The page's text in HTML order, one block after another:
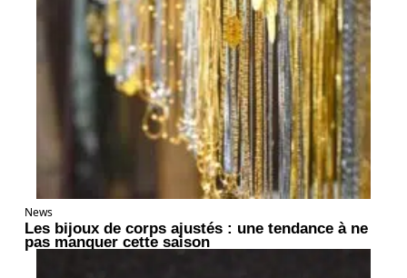
News
Les bijoux de corps ajustés : une tendance à ne
pas manquer cette saison